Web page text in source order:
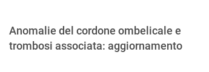
Anomalie del cordone ombelicale e
trombosi associata: aggiornamento